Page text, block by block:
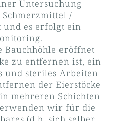
Untersuchung
Schmerzmittel /
es erfolgt ein
Bauchhöhle eröffnet
zu entfernen ist, ein
und steriles Arbeiten
der Eierstöcke
mehreren Schichten
wir für die